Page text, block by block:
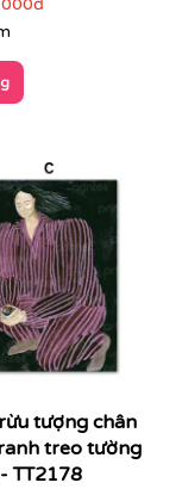
bày: tạo
tượng chân
treo tường
TT2178